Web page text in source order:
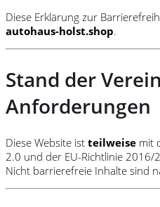
Diese Erklärung zur
autohaus-holst.shop.
Stand der
Anforderungen
Diese Website ist teilweise mit
2.0 und der EU-Richtlinie 2016/
Nicht barrierefreie Inhalte sind